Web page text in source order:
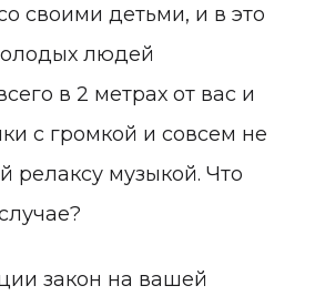
своими детьми, и в это
людей
в 2 метрах от вас и
с громкой и совсем не
релаксу музыкой. Что
закон на вашей